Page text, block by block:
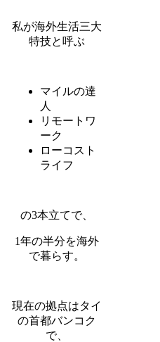
私が海外生活三大
特技と呼ぶ
マイルの達
人
リモートワ
ーク
ローコスト
ライフ
の3本立てで、
1年の半分を海外
で暮らす。
現在の拠点はタイ
の首都バンコク
で、